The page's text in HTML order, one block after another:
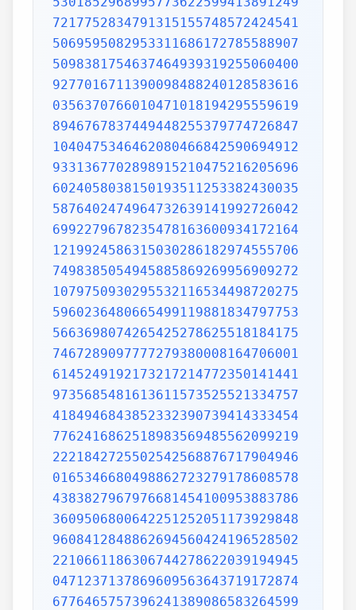
7217752834791315155748572424541
5069595082953311686172785588907
5098381754637464939319255060400
9277016711390098488240128583616
0356370766010471018194295559619
8946767837449448255379774726847
1040475346462080466842590694912
9331367702898915210475216205696
6024058038150193511253382430035
5876402474964732639141992726042
6992279678235478163600934172164
1219924586315030286182974555706
7498385054945885869269956909272
1079750930295532116534498720275
5960236480665499119881834797753
5663698074265425278625518184175
7467289097777279380008164706001
6145249192173217214772350141441
9735685481613611573525521334757
4184946843852332390739414333454
7762416862518983569485562099219
2221842725502542568876717904946
0165346680498862723279178608578
4383827967976681454100953883786
3609506800642251252051173929848
9608412848862694560424196528502
2210661186306744278622039194945
0471237137869609563643719172874
6776465757396241389086583264599